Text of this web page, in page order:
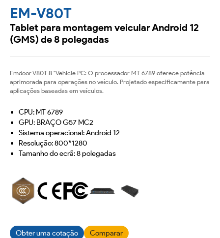
EM-V80T
Tablet para montagem veicular Android 12
(GMS) de 8 polegadas
Emdoor V80T 8 "Vehicle PC: O processador MT 6789 oferece potência
aprimorada para operações no veículo. Projetado especificamente para
aplicações baseadas em veículos.
CPU: MT 6789
GPU: BRAÇO G57 MC2
Sistema operacional: Android 12
Resolução: 800*1280
Tamanho do ecrã: 8 polegadas
Obter uma cotação Comparar